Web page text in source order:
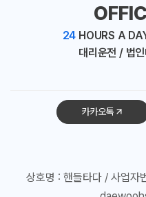
24 HOURS A
대리운전 / 법
카카오톡
상호명 : 핸들타다 / 사업